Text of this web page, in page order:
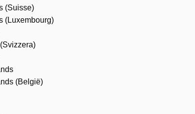
(Suisse)
(Luxembourg)
(België)